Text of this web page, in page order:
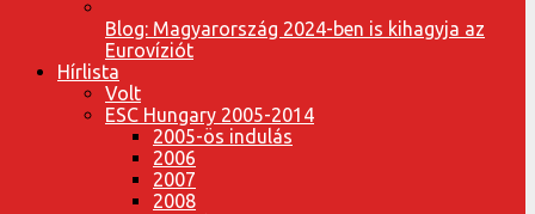
Blog: Magyarország 2024-ben is kihagyja az
Eurovíziót
Hírlista
Volt
ESC Hungary 2005-2014
2005-ös indulás
2006
2007
2008